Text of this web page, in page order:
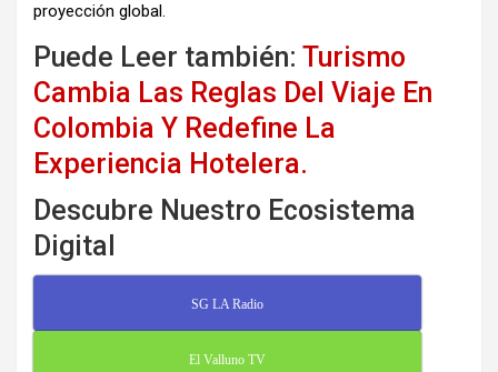
proyección global.
Puede Leer también: Turismo
Cambia Las Reglas Del Viaje En
Colombia Y Redefine La
Experiencia Hotelera.
Descubre Nuestro Ecosistema
Digital
SG LA Radio
El Valluno TV